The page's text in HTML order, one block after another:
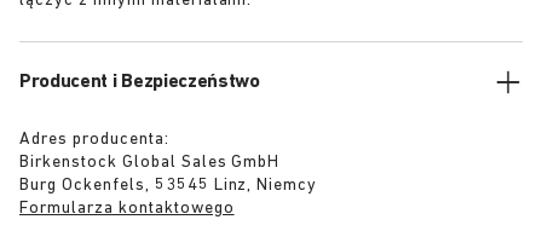
Producent i Bezpieczeństwo
Adres producenta:
Birkenstock Global Sales GmbH
Burg Ockenfels, 53545 Linz, Niemcy
Formularza kontaktowego